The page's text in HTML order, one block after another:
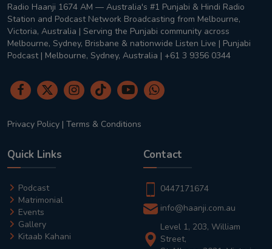
Radio Haanji 1674 AM — Australia's #1 Punjabi & Hindi Radio
Station and Podcast Network Broadcasting from Melbourne,
Victoria, Australia | Serving the Punjabi community across
Melbourne, Sydney, Brisbane & nationwide Listen Live | Punjabi
Podcast | Melbourne, Sydney, Australia | +61 3 9356 0344
Privacy Policy | Terms & Conditions
Quick Links
Podcast
Matrimonial
Events
Gallery
Kitaab Kahani
Contact
0447171674
info@haanji.com.au
Level 1, 203, William
Street,